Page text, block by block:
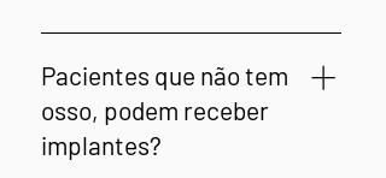
Não provoca dor, pois tem
anestsia antes e medicação
pos-operatoria. A colocção
de implantes dentários é
efetuada sob anestesia local,
Pacientes que não tem
osso, podem receber
implantes?